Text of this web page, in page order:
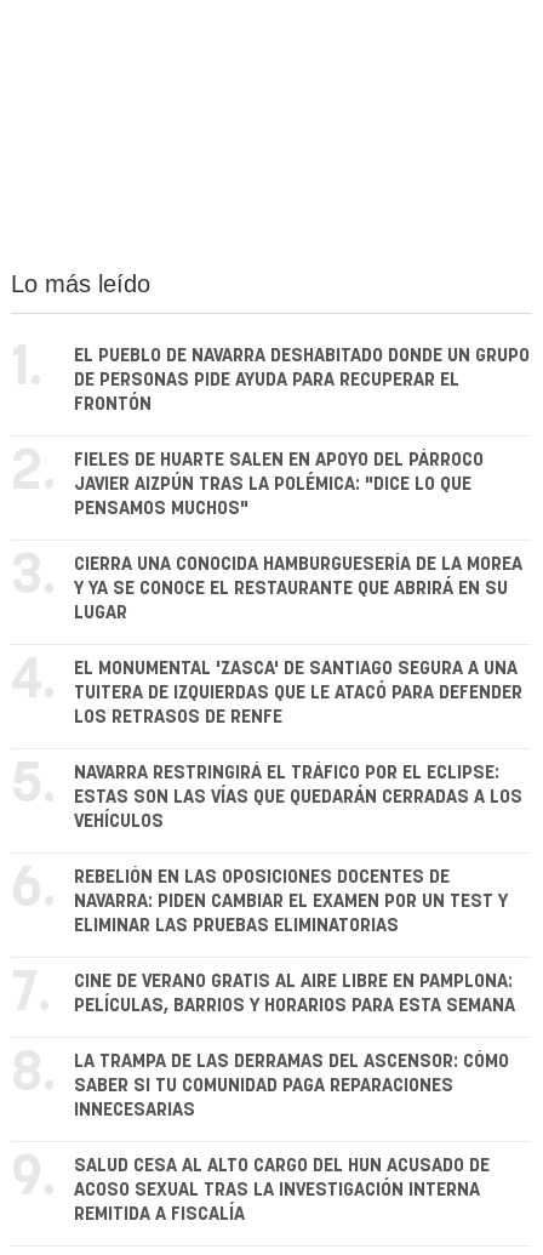
Lo más leído
1.
EL PUEBLO DE NAVARRA DESHABITADO DONDE UN GRUPO
DE PERSONAS PIDE AYUDA PARA RECUPERAR EL
FRONTÓN
2.
FIELES DE HUARTE SALEN EN APOYO DEL PÁRROCO
JAVIER AIZPÚN TRAS LA POLÉMICA: "DICE LO QUE
PENSAMOS MUCHOS"
3.
CIERRA UNA CONOCIDA HAMBURGUESERÍA DE LA MOREA
Y YA SE CONOCE EL RESTAURANTE QUE ABRIRÁ EN SU
LUGAR
4.
EL MONUMENTAL 'ZASCA' DE SANTIAGO SEGURA A UNA
TUITERA DE IZQUIERDAS QUE LE ATACÓ PARA DEFENDER
LOS RETRASOS DE RENFE
5.
NAVARRA RESTRINGIRÁ EL TRÁFICO POR EL ECLIPSE:
ESTAS SON LAS VÍAS QUE QUEDARÁN CERRADAS A LOS
VEHÍCULOS
6.
REBELIÓN EN LAS OPOSICIONES DOCENTES DE
NAVARRA: PIDEN CAMBIAR EL EXAMEN POR UN TEST Y
ELIMINAR LAS PRUEBAS ELIMINATORIAS
7.
CINE DE VERANO GRATIS AL AIRE LIBRE EN PAMPLONA:
PELÍCULAS, BARRIOS Y HORARIOS PARA ESTA SEMANA
8.
LA TRAMPA DE LAS DERRAMAS DEL ASCENSOR: CÓMO
SABER SI TU COMUNIDAD PAGA REPARACIONES
INNECESARIAS
9.
SALUD CESA AL ALTO CARGO DEL HUN ACUSADO DE
ACOSO SEXUAL TRAS LA INVESTIGACIÓN INTERNA
REMITIDA A FISCALÍA